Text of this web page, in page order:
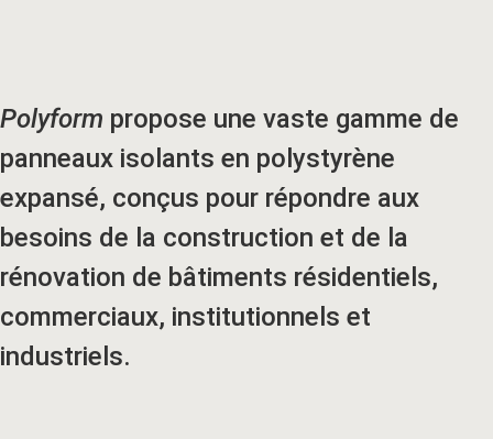
Polyform propose une vaste gamme de
panneaux isolants en polystyrène
expansé, conçus pour répondre aux
besoins de la construction et de la
rénovation de bâtiments résidentiels,
commerciaux, institutionnels et
industriels.